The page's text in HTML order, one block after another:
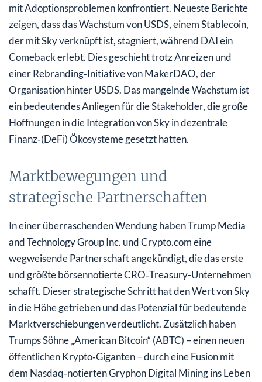
mit Adoptionsproblemen konfrontiert. Neueste Berichte
zeigen, dass das Wachstum von USDS, einem Stablecoin,
der mit Sky verknüpft ist, stagniert, während DAI ein
Comeback erlebt. Dies geschieht trotz Anreizen und
einer Rebranding‑Initiative von MakerDAO, der
Organisation hinter USDS. Das mangelnde Wachstum ist
ein bedeutendes Anliegen für die Stakeholder, die große
Hoffnungen in die Integration von Sky in dezentrale
Finanz‑(DeFi) Ökosysteme gesetzt hatten.
Marktbewegungen und
strategische Partnerschaften
In einer überraschenden Wendung haben Trump Media
and Technology Group Inc. und Crypto.com eine
wegweisende Partnerschaft angekündigt, die das erste
und größte börsennotierte CRO‑Treasury-Unternehmen
schafft. Dieser strategische Schritt hat den Wert von Sky
in die Höhe getrieben und das Potenzial für bedeutende
Marktverschiebungen verdeutlicht. Zusätzlich haben
Trumps Söhne „American Bitcoin“ (ABTC) – einen neuen
öffentlichen Krypto‑Giganten – durch eine Fusion mit
dem Nasdaq‑notierten Gryphon Digital Mining ins Leben